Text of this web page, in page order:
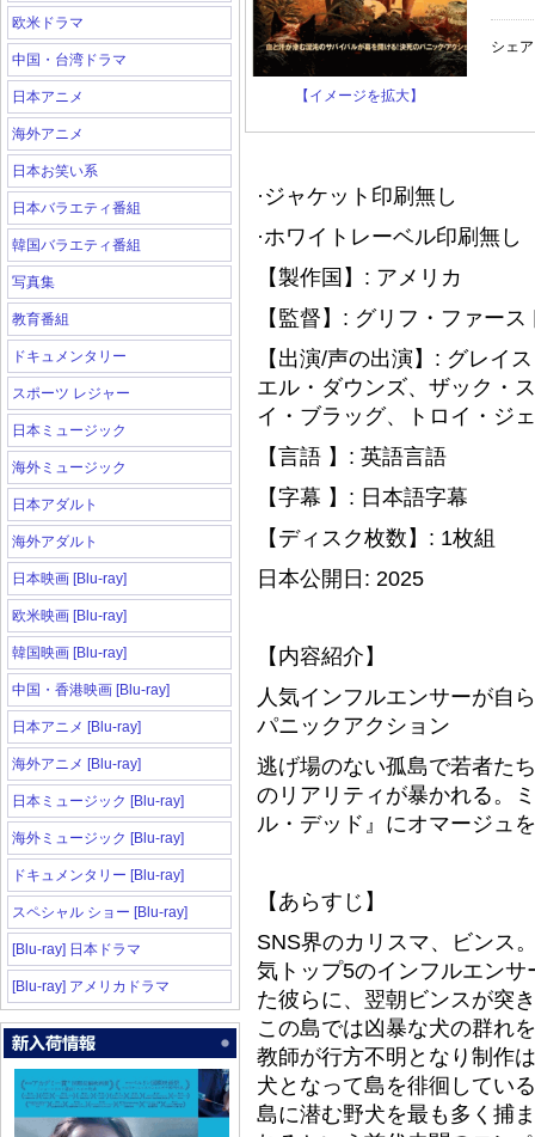
欧米ドラマ
中国・台湾ドラマ
日本アニメ
海外アニメ
日本お笑い系
日本バラエティ番組
韓国バラエティ番組
写真集
教育番組
ドキュメンタリー
スポーツ レジャー
日本ミュージック
海外ミュージック
日本アダルト
海外アダルト
日本映画 [Blu-ray]
欧米映画 [Blu-ray]
韓国映画 [Blu-ray]
中国・香港映画 [Blu-ray]
日本アニメ [Blu-ray]
海外アニメ [Blu-ray]
日本ミュージック [Blu-ray]
海外ミュージック [Blu-ray]
ドキュメンタリー [Blu-ray]
スペシャル ショー [Blu-ray]
[Blu-ray] 日本ドラマ
[Blu-ray] アメリカドラマ
【イメージを拡大】
シェ
·ジャケット印刷無し
·ホワイトレーベル印刷無
【製作国】: アメリカ
【監督】: グリフ・ファー
【出演/声の出演】: グレイ
エル・ダウンズ、ザック・
イ・ブラッグ、トロイ・ジ
【言語 】: 英語言語
【字幕 】: 日本語字幕
【ディスク枚数】: 1枚組
日本公開日: 2025
【内容紹介】
人気インフルエンサーが自
パニックアクション
逃げ場のない孤島で若者た
のリアリティが暴かれる。
ル・デッド』にオマージュ
【あらすじ】
SNS界のカリスマ、ビンス
気トップ5のインフルエン
た彼らに、翌朝ビンスが突
この島では凶暴な犬の群れ
教師が行方不明となり制作
犬となって島を徘徊してい
島に潜む野犬を最も多く捕